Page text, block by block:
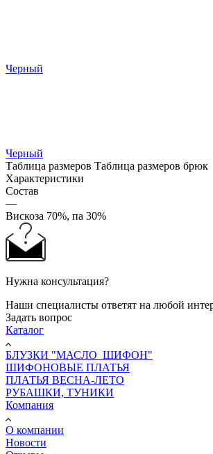
Черный
Черный
Таблица размеров Таблица размеров брюк
Характеристики
Состав
—
Вискоза 70%, па 30%
Нужна консультация?
Наши специалисты ответят на любой
Задать вопрос
Каталог
БЛУЗКИ "МАСЛО_ШИФОН"
ШИФОНОВЫЕ ПЛАТЬЯ
ПЛАТЬЯ ВЕСНА-ЛЕТО
РУБАШКИ, ТУНИКИ
Компания
О компании
Новости